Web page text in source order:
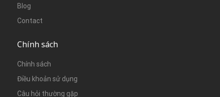
Blog
Contact
Chính sách
Chính sách
Điều khoản sử dụng
Câu hỏi thường gặp